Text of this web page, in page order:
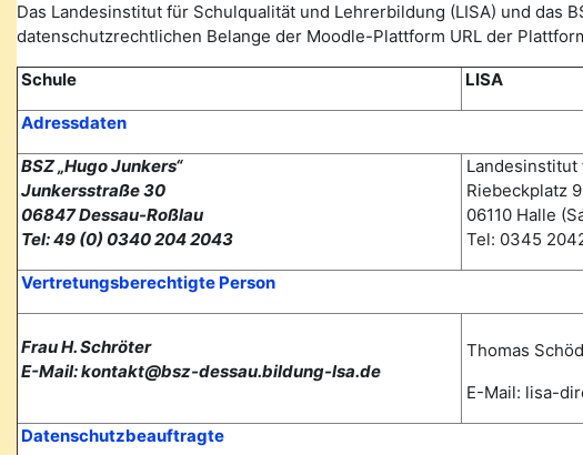
Das Landesinstitut für Schulqualität und Lehrerbildung (LISA) und das
datenschutzrechtlichen Belange der Moodle-Plattform URL der
Schule LISA
Adressdaten
BSZ „Hugo Junkers“
Junkersstraße 30
06847 Dessau-Roßlau
Tel: 49 (0) 0340 204 2043
Riebeckplatz 9
06110 Halle
Tel: 0345
Vertretungsberechtigte Person
Frau H. Schröter
E-Mail: kontakt@bsz-dessau.bildung-lsa.de
Thomas
E-Mail: lisa-
Datenschutzbeauftragte